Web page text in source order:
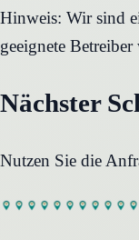
Hinweis: Wir sind
geeignete
Nächster
Nutzen Sie die